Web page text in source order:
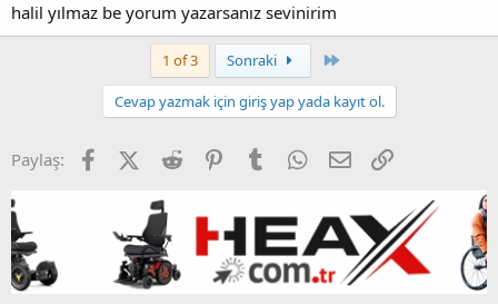
halil yılmaz be yorum yazarsanız sevinirim
1 of 3 Sonraki
Cevap yazmak için giriş yap yada kayıt ol.
Paylaş: FacebookX (Twitter)
Reddit PinterestTumblr WhatsApp
E-posta